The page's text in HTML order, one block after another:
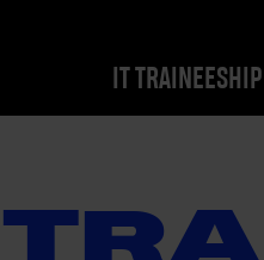
IT TRAINEESHIP